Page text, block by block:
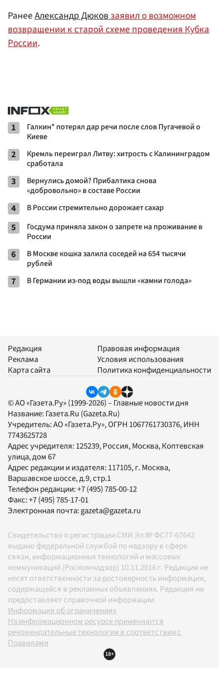
РанееАлександр Дюковзаявил о возможном
возвращении к старой схеме проведения Кубка
России.
1
Галкин* потерял дар речи после слов Пугачевой о
Киеве
2
Кремль переиграл Литву: хитрость с Калининградом
сработала
3
Вернулись домой? Прибалтика снова
«добровольно» в составе России
4 В России стремительно дорожает сахар
5
Госдума приняла закон о запрете на проживание в
России
6
В Москве кошка залила соседей на 654 тысячи
рублей
7 В Германии из-под воды вышли «камни голода»
Редакция
Реклама
Карта сайта
Правовая информация
Условия использования
Политика конфиденциальности
© АО «Газета.Ру» (1999-2026) – Главные новости дня
Название: Газета.Ru (Gazeta.Ru)
Учредитель:АО «Газета.Ру», ОГРН 1067761730376, ИНН
7743625728
Адрес учредителя: 125239, Россия, Москва, Коптевская
улица, дом 67
Адрес редакции и издателя: 117105, г. Москва,
Варшавское шоссе, д.9, стр.1
Телефон редакции:+7 (495) 785-00-12
Факс:+7 (495) 785-17-01
Электронная почта: gazeta@gazeta.ru
Свидетельство о регистрации СМИ Эл № ФС77-67642
выдано федеральной службой по надзору в сфере
связи, информационных технологий и массовых
коммуникаций (Роскомнадзор) 10.11.2016 г. Редакция не
несет ответственности за достоверность информации,
содержащейся в рекламных объявлениях. Редакция не
предоставляет справочной информации.
Информация об ограничениях
На информационном ресурсе применяются
рекомендательные технологии в соответствии с
Правилами
18+